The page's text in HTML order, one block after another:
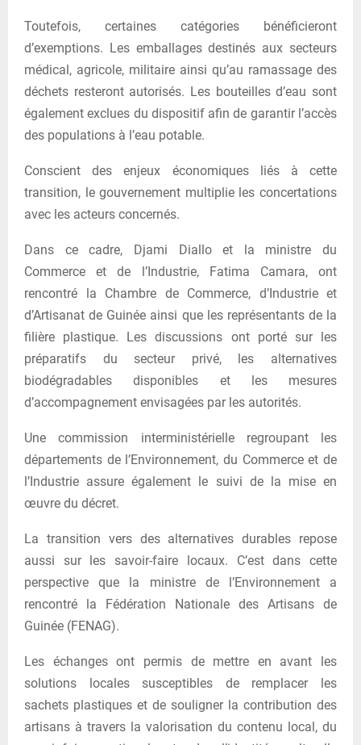
Toutefois, certaines catégories bénéficieront
d’exemptions. Les emballages destinés aux secteurs
médical, agricole, militaire ainsi qu’au ramassage des
déchets resteront autorisés. Les bouteilles d’eau sont
également exclues du dispositif afin de garantir l’accès
des populations à l’eau potable.
Conscient des enjeux économiques liés à cette
transition, le gouvernement multiplie les concertations
avec les acteurs concernés.
Dans ce cadre, Djami Diallo et la ministre du
Commerce et de l’Industrie, Fatima Camara, ont
rencontré la Chambre de Commerce, d’Industrie et
d’Artisanat de Guinée ainsi que les représentants de la
filière plastique. Les discussions ont porté sur les
préparatifs du secteur privé, les alternatives
biodégradables disponibles et les mesures
d’accompagnement envisagées par les autorités.
Une commission interministérielle regroupant les
départements de l’Environnement, du Commerce et de
l’Industrie assure également le suivi de la mise en
œuvre du décret.
La transition vers des alternatives durables repose
aussi sur les savoir-faire locaux. C’est dans cette
perspective que la ministre de l’Environnement a
rencontré la Fédération Nationale des Artisans de
Guinée (FENAG).
Les échanges ont permis de mettre en avant les
solutions locales susceptibles de remplacer les
sachets plastiques et de souligner la contribution des
artisans à travers la valorisation du contenu local, du